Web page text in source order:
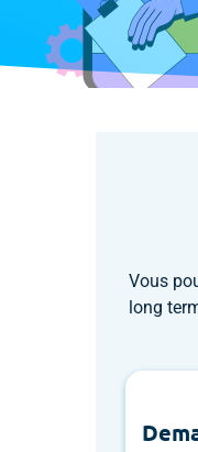
Vous
long